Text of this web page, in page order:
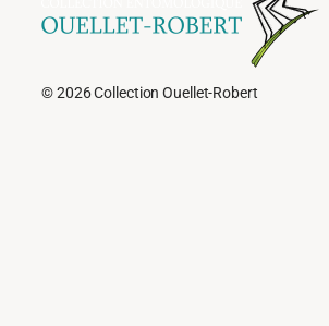
© 2026 Collection Ouellet-Robert